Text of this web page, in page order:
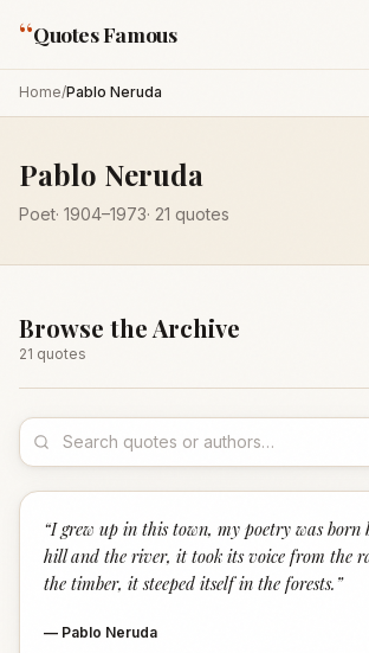
“Quotes Famous
Home/Pablo Neruda
Pablo Neruda
Poet· 1904–1973· 21 quotes
Browse the Archive
21 quotes
“I grew up in this town, my poetry was born
hill and the river, it took its voice from the
the timber, it steeped itself in the forests. ”
— Pablo Neruda